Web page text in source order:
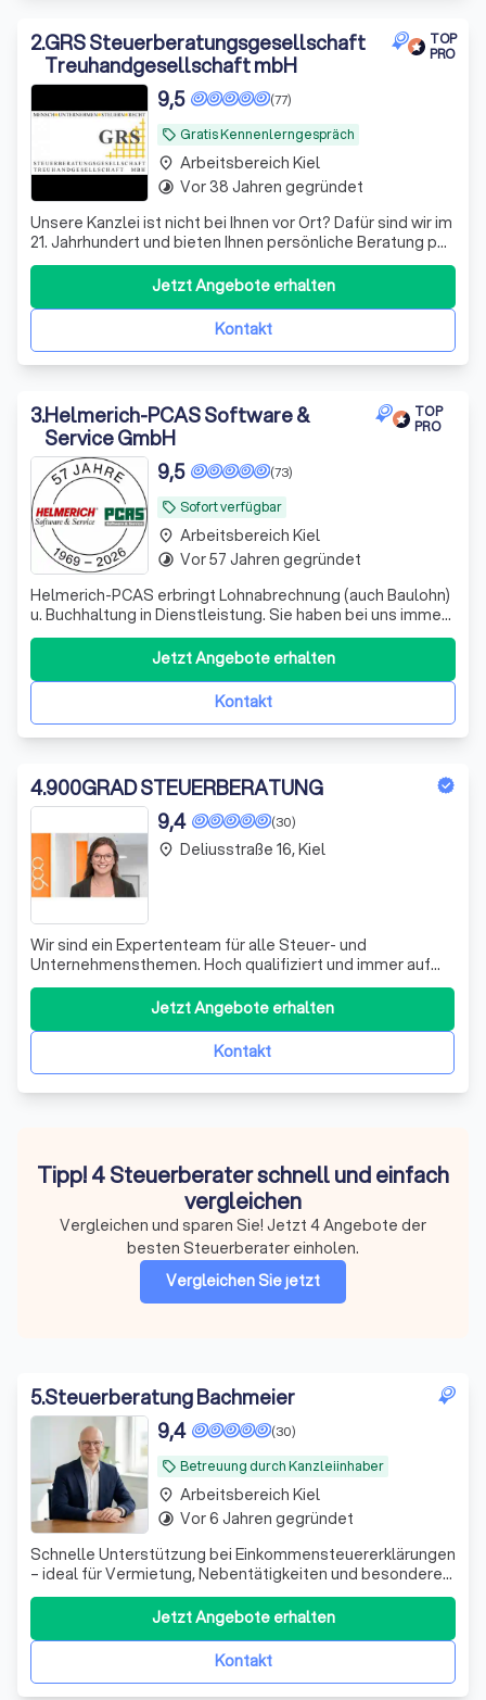
2.GRS Steuerberatungsgesellschaft
Treuhandgesellschaft mbH
TOP
PRO
local_offer Gratis Kennenlerngespräch
(77)
9,5
Unsere Kanzlei ist nicht bei Ihnen vor Ort? Dafür sind wir im
21. Jahrhundert und bieten Ihnen persönliche Beratung per
Video, WhatsApp und anderen Medien - wir sehen uns!
Datenaustausch - digital
Kontakt
Jetzt Angebote erhalten
place Arbeitsbereich Kiel
timelapse Vor 38 Jahren gegründet
3.Helmerich-PCAS Software &
Service GmbH
TOP
PRO
local_offer Sofort verfügbar
(73)
9,5
Helmerich-PCAS erbringt Lohnabrechnung (auch Baulohn)
u. Buchhaltung in Dienstleistung. Sie haben bei uns immer
einen festen Ansprechpartner, den Sie per Telefon,
Telefax oder eMail erreichen können.
Kontakt
Jetzt Angebote erhalten
place Arbeitsbereich Kiel
timelapse Vor 57 Jahren gegründet
4.900GRAD STEUERBERATUNG
(30)
9,4
Wir sind ein Expertenteam für alle Steuer- und
Unternehmensthemen. Hoch qualifiziert und immer auf
dem neuesten Stand wandeln wir Probleme in nachhaltige
Lösungen um. Vertrauen Sie auf unsere Erfahrung und
genießen Sie das Gefühl, jederzeit einen kompetenten
Partner an Ihrer Seite zu wissen.
Kontakt
Jetzt Angebote erhalten
place Deliusstraße 16, Kiel
Tipp! 4 Steuerberater schnell und einfach
vergleichen
Vergleichen und sparen Sie! Jetzt 4 Angebote der
besten Steuerberater einholen.
Vergleichen Sie jetzt
5.Steuerberatung Bachmeier
local_offer Betreuung durch Kanzleiinhaber
(30)
9,4
Schnelle Unterstützung bei Einkommensteuererklärungen
– ideal für Vermietung, Nebentätigkeiten und besondere
private Situationen. Persönlich und unkompliziert.
Kontakt
Jetzt Angebote erhalten
place Arbeitsbereich Kiel
timelapse Vor 6 Jahren gegründet